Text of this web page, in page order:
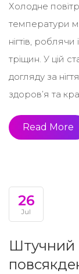
Холодне
температури
нігтів,
тріщин. У цій
догляду за
здоров’я та
Read More
26
Jul
Штучний